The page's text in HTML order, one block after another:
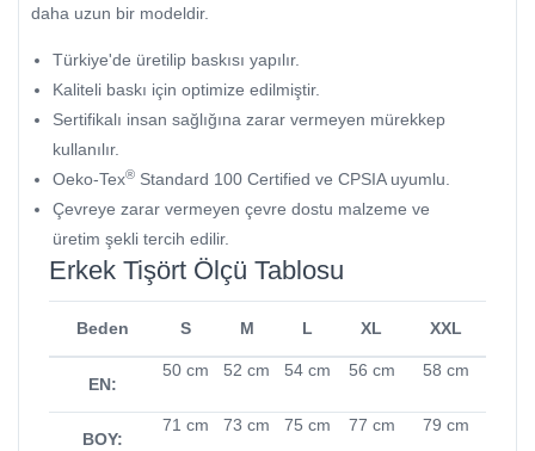
daha uzun bir modeldir.
Türkiye'de üretilip baskısı yapılır.
Kaliteli baskı için optimize edilmiştir.
Sertifikalı insan sağlığına zarar vermeyen mürekkep
kullanılır.
Oeko-Tex® Standard 100 Certified ve CPSIA uyumlu.
Çevreye zarar vermeyen çevre dostu malzeme ve
üretim şekli tercih edilir.
Erkek Tişört Ölçü Tablosu
Beden S M L XL XXL
EN:
50 cm 52 cm 54 cm 56 cm 58 cm
BOY:
71 cm 73 cm 75 cm 77 cm 79 cm